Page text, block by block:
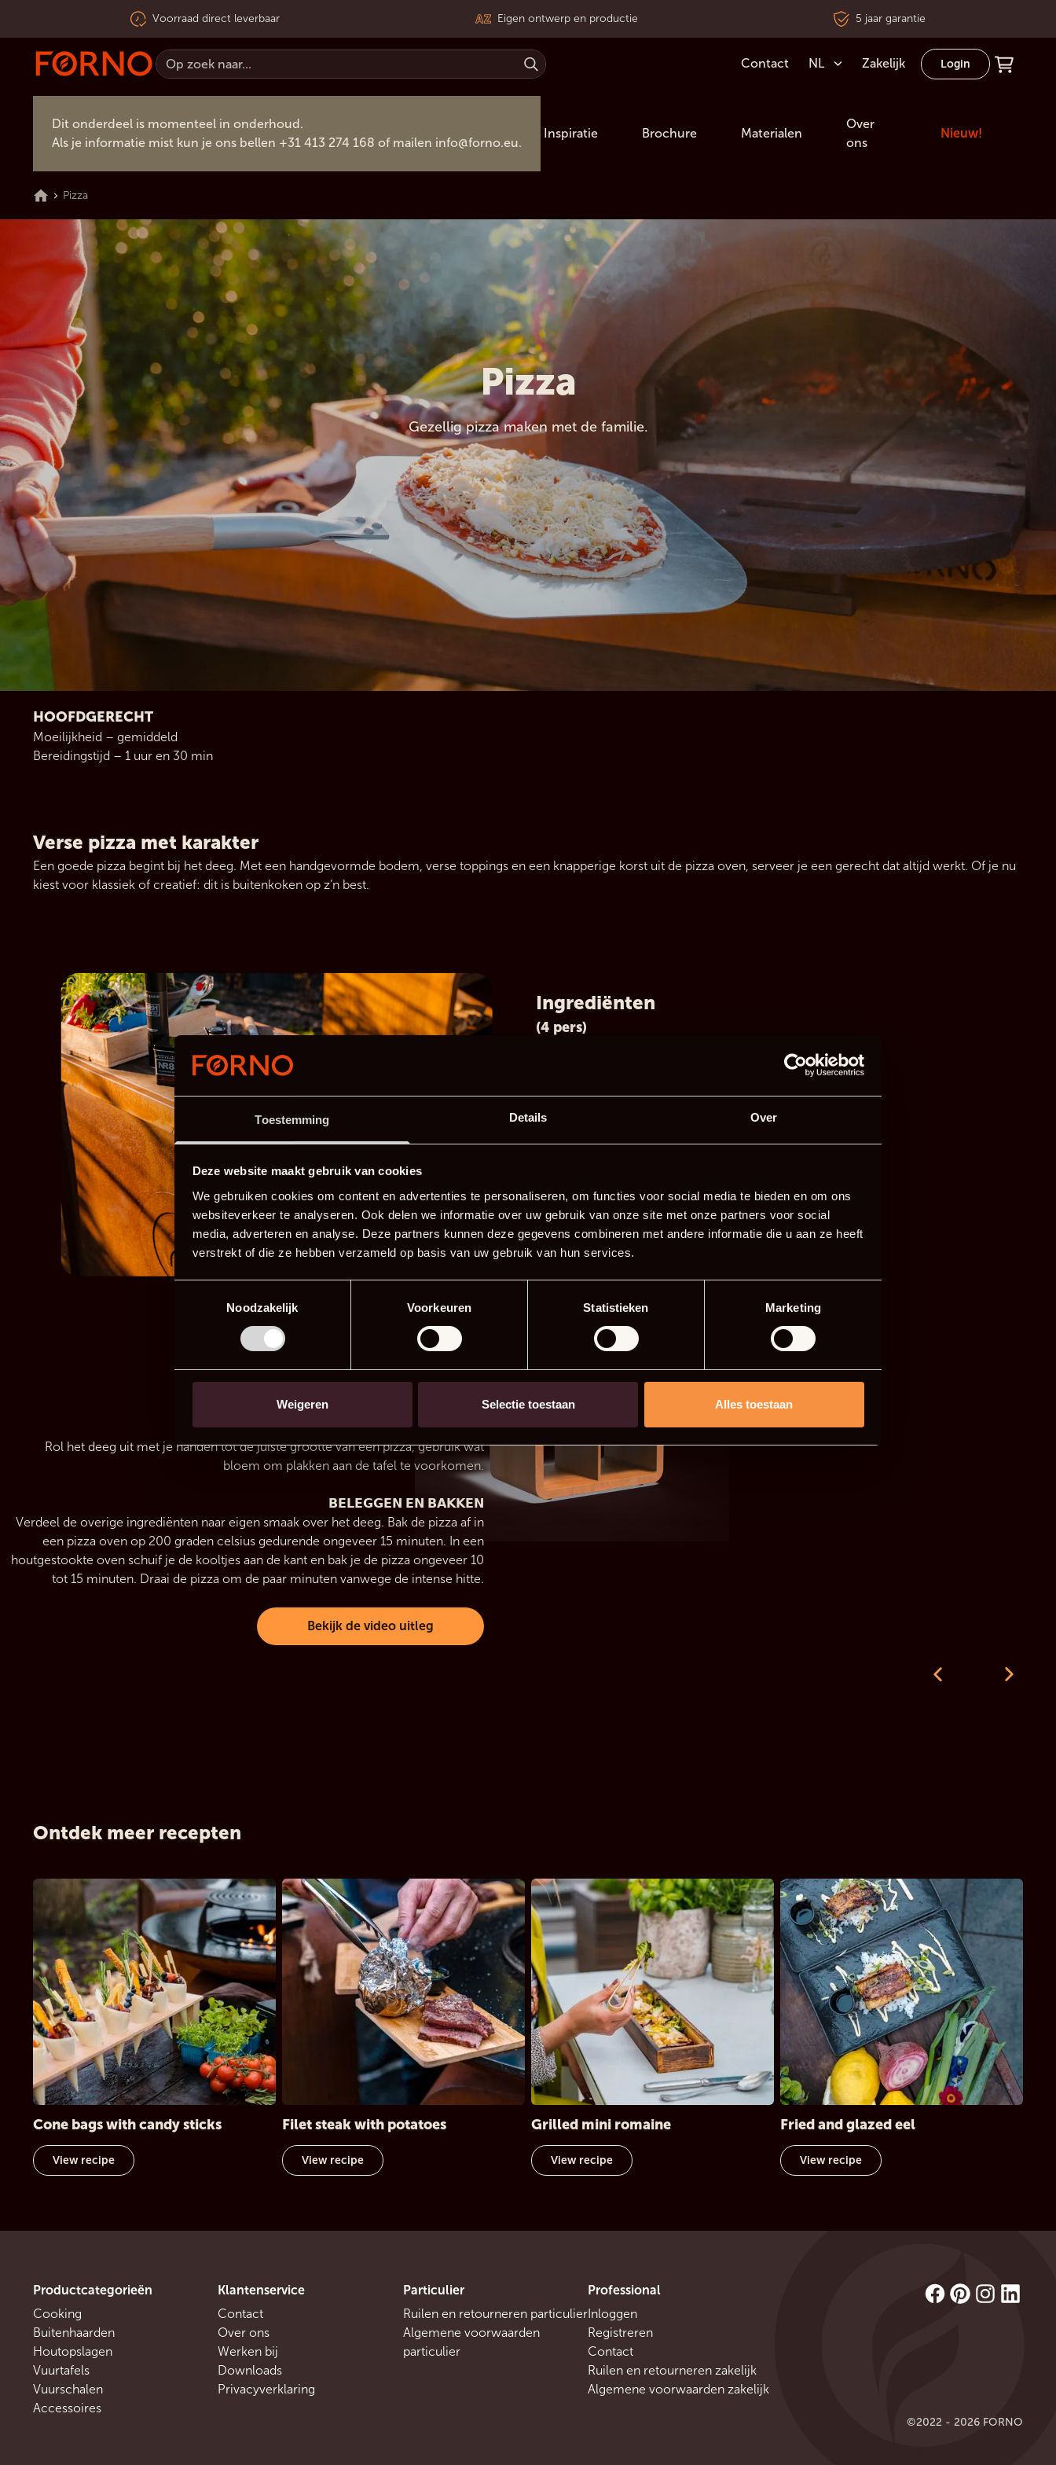
Toestemming Details Over
Deze website maakt gebruik van cookies
We gebruiken cookies om content en advertenties te personaliseren, om functies voor social media te bieden en om ons
websiteverkeer te analyseren. Ook delen we informatie over uw gebruik van onze site met onze partners voor social
media, adverteren en analyse. Deze partners kunnen deze gegevens combineren met andere informatie die u aan ze heeft
verstrekt of die ze hebben verzameld op basis van uw gebruik van hun services.
Noodzakelijk
Voorkeuren Statistieken Marketing
Weigeren Selectie toestaan Alles toestaan
Voorraad direct leverbaar Eigen ontwerp en productie 5 jaar garantie
Contact NL Zakelijk Login
Dit onderdeel is momenteel in onderhoud.
Als je informatie mist kun je ons bellen +31 413 274 168 of mailen info@forno.eu.
Inspiratie Brochure Materialen
Over
ons
Nieuw!
Pizza
Pizza
Gezellig pizza maken met de familie.
HOOFDGERECHT
Moeilijkheid – gemiddeld
Bereidingstijd – 1 uur en 30 min
Verse pizza met karakter
Een goede pizza begint bij het deeg. Met een handgevormde bodem, verse toppings en een knapperige korst uit de pizza oven, serveer je een gerecht dat altijd werkt. Of je nu
kiest voor klassiek of creatief: dit is buitenkoken op z’n best.
Ingrediënten
(4 pers)
· 500 ml tomatensaus/pasata
· 1 teentje knoflook
Bereidingswijze
𝗩𝗢𝗥𝗠 𝗛𝗘𝗧 𝗣𝗜𝗭𝗭𝗔𝗗𝗘𝗘𝗚
Rol het deeg uit met je handen tot de juiste grootte van een pizza, gebruik wat
bloem om plakken aan de tafel te voorkomen.
𝗕𝗘𝗟𝗘𝗚𝗚𝗘𝗡 𝗘𝗡 𝗕𝗔𝗞𝗞𝗘𝗡
Verdeel de overige ingrediënten naar eigen smaak over het deeg. Bak de pizza af in
een pizza oven op 200 graden celsius gedurende ongeveer 15 minuten. In een
houtgestookte oven schuif je de kooltjes aan de kant en bak je de pizza ongeveer 10
Bekijk de video uitleg
Ontdek meer recepten
Cone bags with candy sticks
View recipe
Filet steak with potatoes
View recipe
Grilled mini romaine
View recipe
Fried and glazed eel
View recipe
Productcategorieën
Cooking
Buitenhaarden
Houtopslagen
Vuurtafels
Vuurschalen
Accessoires
Klantenservice
Contact
Over ons
Werken bij
Downloads
Privacyverklaring
Particulier
Ruilen en retourneren particulier
Algemene voorwaarden
particulier
Professional
Inloggen
Registreren
Contact
Ruilen en retourneren zakelijk
Algemene voorwaarden zakelijk
©2022 - 2026 FORNO